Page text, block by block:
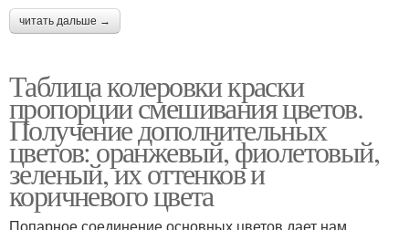
читать дальше →
Таблица колеровки краски
пропорции смешивания цветов.
Получение дополнительных
цветов: оранжевый, фиолетовый,
зеленый, их оттенков и
коричневого цвета